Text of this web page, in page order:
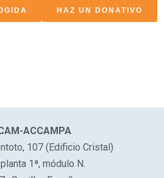
HAZ UN DONATIVO
ACCAMPA
107 (Edificio Cristal)
1ª, módulo N.